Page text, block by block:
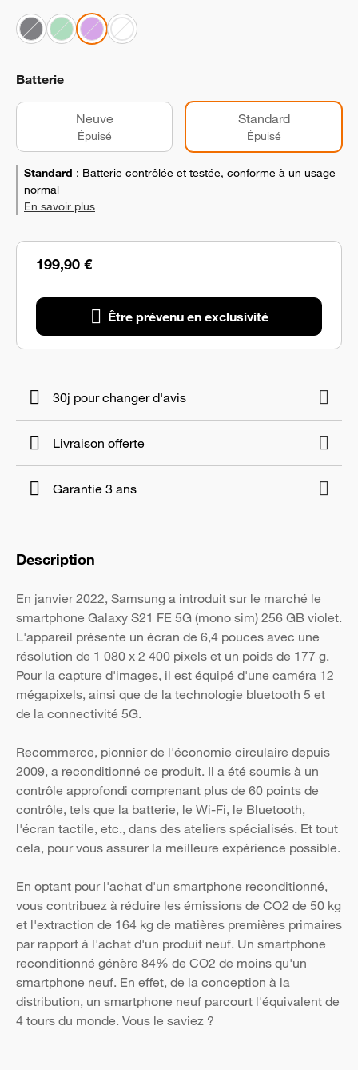
199,90 €
Être prévenu en exclusivité
Batterie
Neuve
Épuisé
Standard
Épuisé
Standard : Batterie contrôlée et testée, conforme à un usage
normal
En savoir plus
30j pour changer d'avis
Livraison offerte
Garantie 3 ans
Description
En janvier 2022, Samsung a introduit sur le marché le
smartphone Galaxy S21 FE 5G (mono sim) 256 GB violet.
L'appareil présente un écran de 6,4 pouces avec une
résolution de 1 080 x 2 400 pixels et un poids de 177 g.
Pour la capture d'images, il est équipé d'une caméra 12
mégapixels, ainsi que de la technologie bluetooth 5 et
de la connectivité 5G.
Recommerce, pionnier de l'économie circulaire depuis
2009, a reconditionné ce produit. Il a été soumis à un
contrôle approfondi comprenant plus de 60 points de
contrôle, tels que la batterie, le Wi-Fi, le Bluetooth,
l'écran tactile, etc., dans des ateliers spécialisés. Et tout
cela, pour vous assurer la meilleure expérience possible.
En optant pour l'achat d'un smartphone reconditionné,
vous contribuez à réduire les émissions de CO2 de 50 kg
et l'extraction de 164 kg de matières premières primaires
par rapport à l'achat d'un produit neuf. Un smartphone
reconditionné génère 84% de CO2 de moins qu'un
smartphone neuf. En effet, de la conception à la
distribution, un smartphone neuf parcourt l'équivalent de
4 tours du monde. Vous le saviez ?